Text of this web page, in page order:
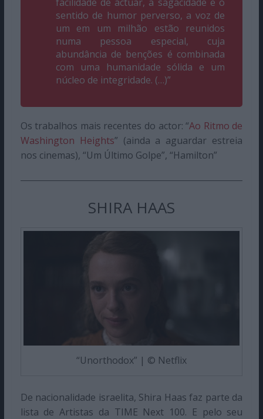
sentido de humor perverso, a voz de
um em um milhão estão reunidos
numa pessoa especial, cuja
abundância de benções é combinada
com uma humanidade sólida e um
núcleo de integridade. (…)”
Os trabalhos mais recentes do actor: “Ao Ritmo de
Washington Heights” (ainda a aguardar estreia
nos cinemas), “Um Último Golpe”, “Hamilton”
SHIRA HAAS
“Unorthodox” | © Netflix
De nacionalidade israelita, Shira Haas faz parte da
lista de Artistas da TIME Next 100. E pelo seu